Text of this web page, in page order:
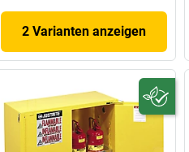
2 Varianten anzeigen